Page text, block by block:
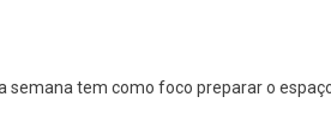
semana tem como foco preparar o